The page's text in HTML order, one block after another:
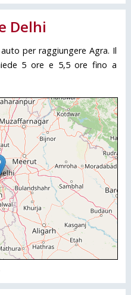
Delhi
per raggiungere Agra. Il
5 ore e 5,5 ore fino a